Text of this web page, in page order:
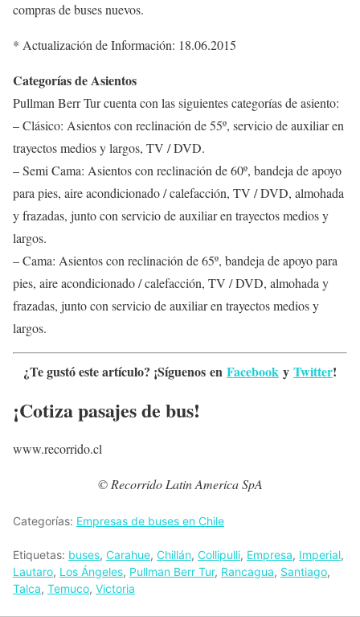
compras de buses nuevos.
* Actualización de Información: 18.06.2015
Categorías de Asientos
Pullman Berr Tur cuenta con las siguientes categorías de asiento:
– Clásico: Asientos con reclinación de 55º, servicio de auxiliar en
trayectos medios y largos, TV / DVD.
– Semi Cama: Asientos con reclinación de 60º, bandeja de apoyo
para pies, aire acondicionado / calefacción, TV / DVD, almohada
y frazadas, junto con servicio de auxiliar en trayectos medios y
largos.
– Cama: Asientos con reclinación de 65º, bandeja de apoyo para
pies, aire acondicionado / calefacción, TV / DVD, almohada y
frazadas, junto con servicio de auxiliar en trayectos medios y
largos.
¿Te gustó este artículo? ¡Síguenos en Facebook y Twitter!
¡Cotiza pasajes de bus!
www.recorrido.cl
© Recorrido Latin America SpA
Categorías: Empresas de buses en Chile
Etiquetas: buses, Carahue, Chillán, Collipulli, Empresa, Imperial,
Lautaro, Los Ángeles, Pullman Berr Tur, Rancagua, Santiago,
Talca, Temuco, Victoria